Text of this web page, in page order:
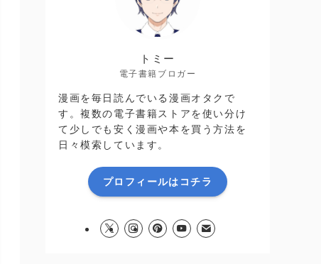
トミー
電子書籍ブロガー
漫画を毎日読んでいる漫画オタクで
す。複数の電子書籍ストアを使い分け
て少しでも安く漫画や本を買う方法を
日々模索しています。
プロフィールはコチラ